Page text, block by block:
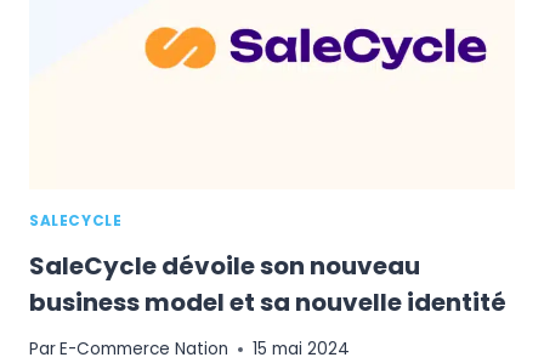
EN
CONVERSIONS
SALECYCLE
SaleCycle dévoile son nouveau
business model et sa nouvelle identité
ParE-Commerce Nation 15 mai 2024